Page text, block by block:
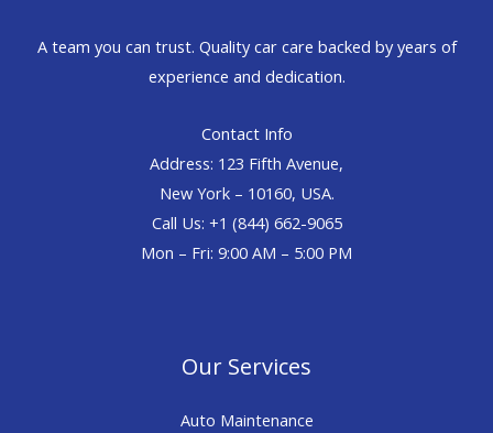
A team you can trust. Quality car care backed by years of
experience and dedication.
Contact Info
Address: 123 Fifth Avenue,
New York – 10160, USA.
Call Us: +1 (844) 662-9065
Mon – Fri: 9:00 AM – 5:00 PM
Our Services
Auto Maintenance